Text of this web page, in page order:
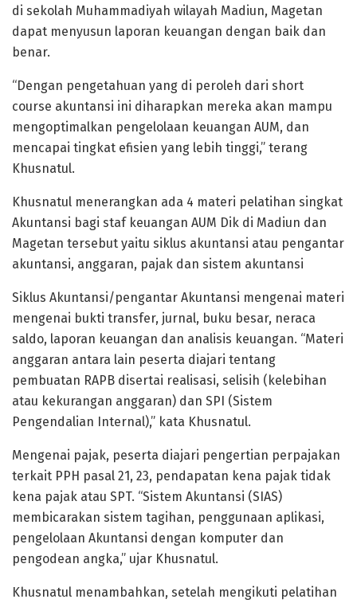
di sekolah Muhammadiyah wilayah Madiun, Magetan
dapat menyusun laporan keuangan dengan baik dan
benar.
“Dengan pengetahuan yang di peroleh dari short
course akuntansi ini diharapkan mereka akan mampu
mengoptimalkan pengelolaan keuangan AUM, dan
mencapai tingkat efisien yang lebih tinggi,” terang
Khusnatul.
Khusnatul menerangkan ada 4 materi pelatihan singkat
Akuntansi bagi staf keuangan AUM Dik di Madiun dan
Magetan tersebut yaitu siklus akuntansi atau pengantar
akuntansi, anggaran, pajak dan sistem akuntansi
Siklus Akuntansi/pengantar Akuntansi mengenai materi
mengenai bukti transfer, jurnal, buku besar, neraca
saldo, laporan keuangan dan analisis keuangan. “Materi
anggaran antara lain peserta diajari tentang
pembuatan RAPB disertai realisasi, selisih (kelebihan
atau kekurangan anggaran) dan SPI (Sistem
Pengendalian Internal),” kata Khusnatul.
Mengenai pajak, peserta diajari pengertian perpajakan
terkait PPH pasal 21, 23, pendapatan kena pajak tidak
kena pajak atau SPT. “Sistem Akuntansi (SIAS)
membicarakan sistem tagihan, penggunaan aplikasi,
pengelolaan Akuntansi dengan komputer dan
pengodean angka,” ujar Khusnatul.
Khusnatul menambahkan, setelah mengikuti pelatihan